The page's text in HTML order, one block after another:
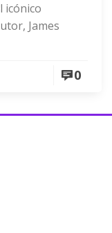
icónico
James
0